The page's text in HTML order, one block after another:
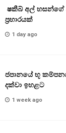
ෂකීබ් අල් හසන්ගේ
ප්‍රහාරයක්
1 day ago
ජපානයේ භූ
දක්වා ඉහළට
1 week ago